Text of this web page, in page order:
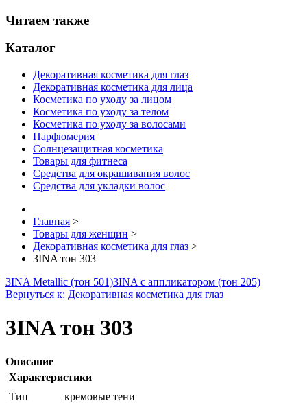
Читаем также
Каталог
Декоративная косметика для глаз
Декоративная косметика для лица
Косметика по уходу за лицом
Косметика по уходу за телом
Косметика по уходу за волосами
Парфюмерия
Солнцезащитная косметика
Товары для фитнеса
Средства для окрашивания волос
Средства для укладки волос
Главная >
Товары для женщин >
Декоративная косметика для глаз >
3INA тон 303
3INA Metallic (тон 501)3INA с аппликатором (тон 205)
Вернуться к: Декоративная косметика для глаз
3INA тон 303
Описание
Характеристики
Тип
кремовые тени